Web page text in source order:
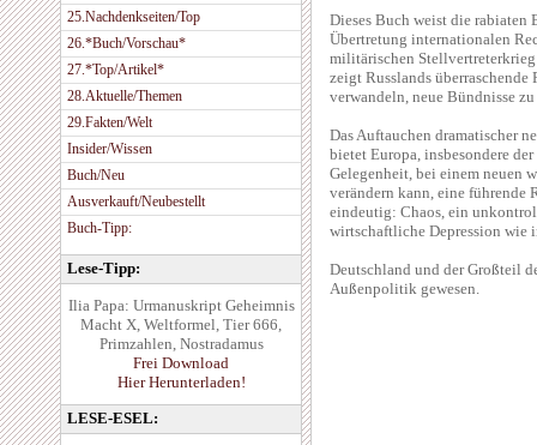
25.Nachdenkseiten/Top
26.*Buch/Vorschau*
27.*Top/Artikel*
28.Aktuelle/Themen
29.Fakten/Welt
Insider/Wissen
Buch/Neu
Ausverkauft/Neubestellt
Buch-Tipp:
Lese-Tipp:
Ilia Papa: Urmanuskript Geheimnis
Macht X, Weltformel, Tier 666,
Primzahlen, Nostradamus
Frei Download
Hier Herunterladen!
LESE-ESEL:
Dieses Buch weist die rabiaten
Übertretung internationalen
militärischen Stellvertreterkrieg
zeigt Russlands
verwandeln, neue Bündnisse
Das Auftauchen dramatischer
bietet Europa, insbesondere
Gelegenheit, bei einem neuen
verändern kann, eine führende
eindeutig: Chaos, ein
wirtschaftliche Depression wie
Deutschland und der Großteil
Außenpolitik gewesen.